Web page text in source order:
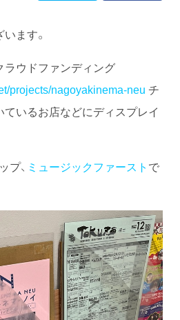
ます。
ラウドファンディング
projects/nagoyakinema-neu チ
ているお店などにディスプレイ
プ、 ミュージックファースト で